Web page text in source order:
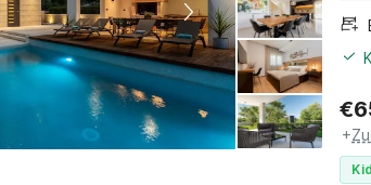
€
+